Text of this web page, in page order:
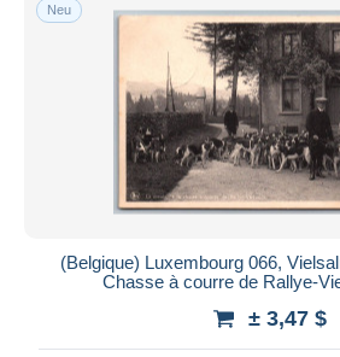
Neu
(Belgique) Luxembourg 066,
Chasse à courre de Rallye-
± 3,47 $